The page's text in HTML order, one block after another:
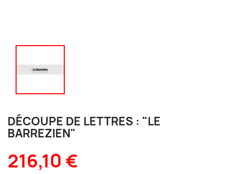
DÉCOUPE DE LETTRES : "LE
BARREZIEN"
216,10 €